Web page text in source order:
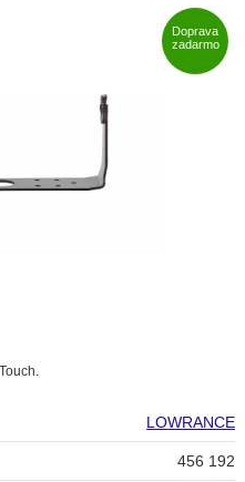
Doprava
zadarmo
LOWRANCE
456 192